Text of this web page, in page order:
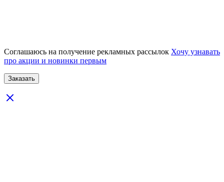
Соглашаюсь на получение рекламных рассылок Хочу узнавать
про акции и новинки первым